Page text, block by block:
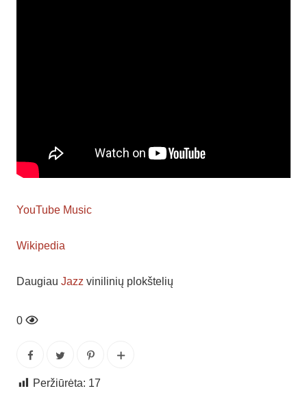
YouTube Music
Wikipedia
Daugiau Jazz vinilinių plokštelių
0
Peržiūrėta: 17